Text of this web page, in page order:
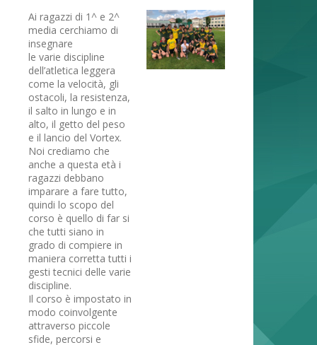
Ai ragazzi di 1^ e 2^
media cerchiamo di
insegnare
le varie discipline
dell’atletica leggera
come la velocità, gli
ostacoli, la resistenza,
il salto in lungo e in
alto, il getto del peso
e il lancio del Vortex.
Noi crediamo che
anche a questa età i
ragazzi debbano
imparare a fare tutto,
quindi lo scopo del
corso è quello di far si
che tutti siano in
grado di compiere in
maniera corretta tutti i
gesti tecnici delle varie
discipline.
Il corso è impostato in
modo coinvolgente
attraverso piccole
sfide, percorsi e